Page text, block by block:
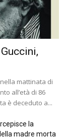
mattinata di
all’età di 86
è deceduto a...
la
madre morta